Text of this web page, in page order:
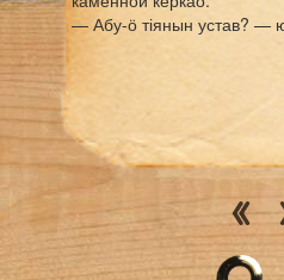
— Абу-ӧ тіянын устав? —
— Кутшӧм устав? —
лӧсьӧдны.
— Сельхозотдел ОЗУ,
тэ.
Коркӧ Кодань дядьлы
— Вайӧй меным устав! —
дорсянь.
— Кутшӧм устав?
— Машиннӧй